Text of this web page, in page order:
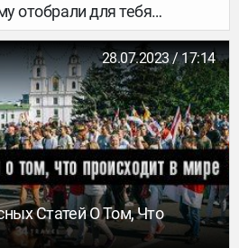
отобрали для тебя
свежих выпусков проектов
и искусстве, за
следим.
28.07.2023 / 17:14
Статей О Том, Что